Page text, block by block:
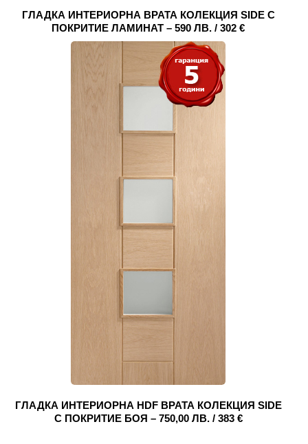
ГЛАДКА ИНТЕРИОРНА ВРАТА КОЛЕКЦИЯ SIDE С
ПОКРИТИЕ ЛАМИНАТ – 590 ЛВ. / 302 €
ГЛАДКА ИНТЕРИОРНА HDF ВРАТА КОЛЕКЦИЯ SIDE
С ПОКРИТИЕ БОЯ – 750,00 ЛВ. / 383 €